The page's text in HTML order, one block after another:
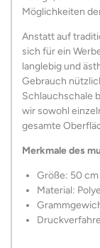
Möglichkeiten
Anstatt auf
sich für ein
langlebig und
Gebrauch
Schlauchschale
wir sowohl
gesamte
Merkmale des
Größe: 50 cm
Material: